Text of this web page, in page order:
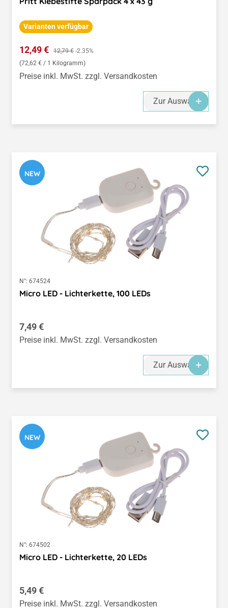
Varianten verfügbar
Verkaufspreis:
12,49 € Regulärer Preis:
12,79 € -2.35%
(72,62 € / 1 Kilogramm)
Preise inkl. MwSt. zzgl. Versandkosten
Zur Auswahl
NEW
N°: 674524
Micro LED - Lichterkette, 100 LEDs
Regulärer Preis:
7,49 €
Preise inkl. MwSt. zzgl. Versandkosten
Zur Auswahl
NEW
N°: 674502
Micro LED - Lichterkette, 20 LEDs
Regulärer Preis:
5,49 €
Preise inkl. MwSt. zzgl. Versandkosten